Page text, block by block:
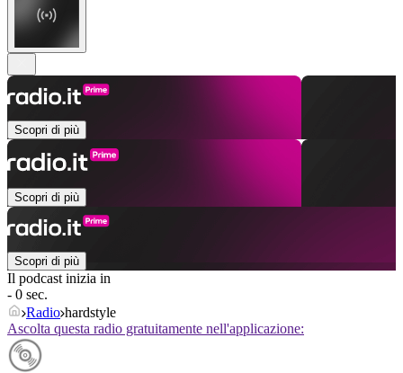
Scopri di più
Scopri di più
Scopri di più
Il podcast inizia in
- 0 sec.
Radio hardstyle
Ascolta questa radio gratuitamente nell'applicazione: